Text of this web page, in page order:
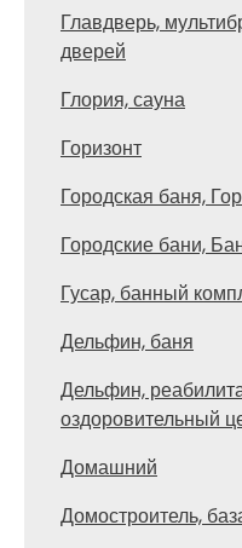
Главдверь,
дверей
Глория, сауна
Горизонт
Городская баня,
Городские бани,
Гусар, банный
Дельфин, баня
Дельфин,
оздоровительный
Домашний
Домостроитель,